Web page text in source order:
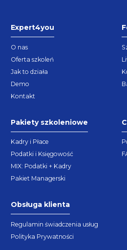
Expert4you
O nas
Oferta szkoleń
Jak to działa
Demo
Kontakt
Pakiety szkoleniowe
Kadry i Płace
Podatki i Księgowość
MIX: Podatki + Kadry
Pakiet Managerski
Obsługa klienta
Regulamin świadczenia usług
Polityka Prywatności